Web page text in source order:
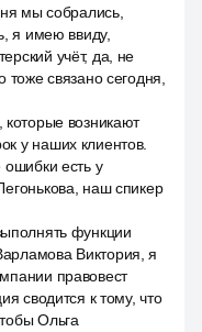
мы собрались,
я имею ввиду,
учёт, да, не
тоже связано сегодня,
которые возникают
у наших клиентов.
есть у
наш спикер
функции
Виктория, я
правовест
сводится к тому, что
Ольга